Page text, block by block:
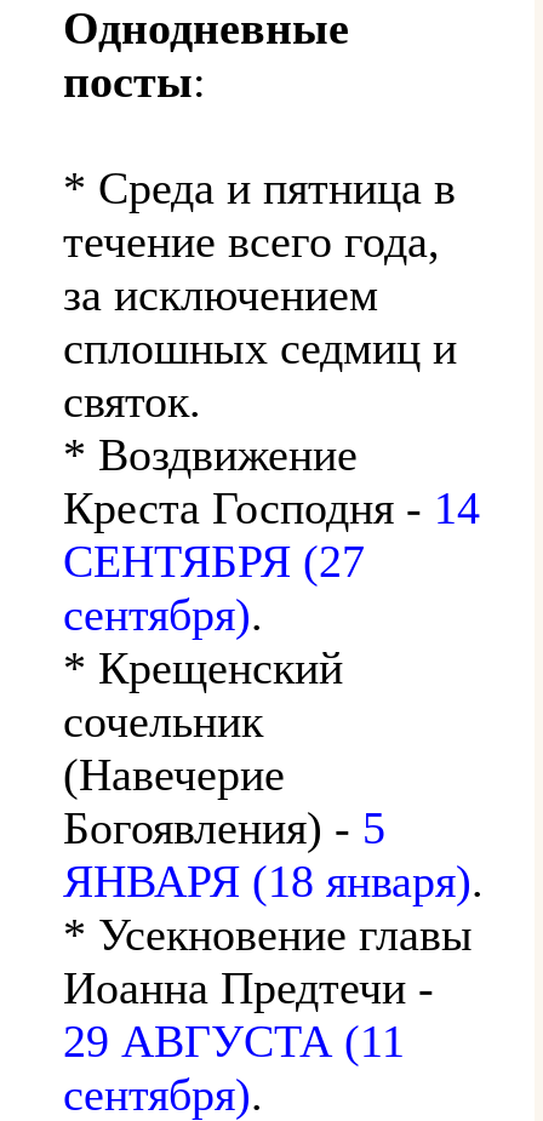
Однодневные
посты:
* Среда и пятница в
течение всего года,
за исключением
сплошных седмиц и
святок.
* Воздвижение
Креста Господня - 14
СЕНТЯБРЯ (27
сентября).
* Крещенский
сочельник
(Навечерие
Богоявления) - 5
ЯНВАРЯ (18 января).
* Усекновение главы
Иоанна Предтечи -
29 АВГУСТА (11
сентября).